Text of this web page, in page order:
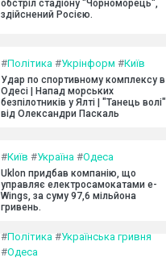
обстріл стадіону "Чорноморець",
здійснений Росією.
#Політика #Укрінформ #Київ
Удар по спортивному комплексу в
Одесі | Напад морських
безпілотників у Ялті | "Танець волі"
від Олександри Паскаль
#Київ #Україна #Одеса
Uklon придбав компанію, що
управляє електросамокатами e-
Wings, за суму 97,6 мільйона
гривень.
#Політика #Українська гривня
#Одеса